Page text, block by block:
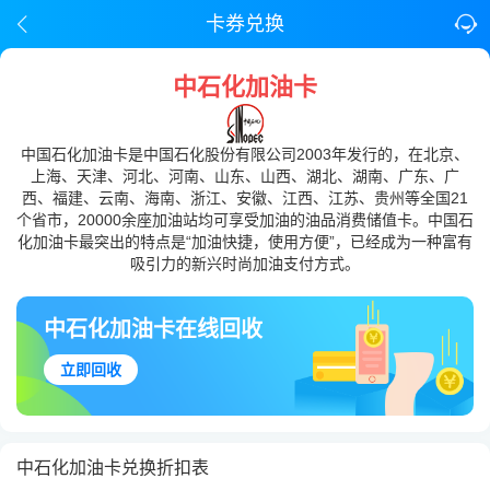
卡券兑换
中石化加油卡
中国石化加油卡是中国石化股份有限公司2003年发行的，在北京、
上海、天津、河北、河南、山东、山西、湖北、湖南、广东、广
西、福建、云南、海南、浙江、安徽、江西、江苏、贵州等全国21
个省市，20000余座加油站均可享受加油的油品消费储值卡。中国石
化加油卡最突出的特点是“加油快捷，使用方便”，已经成为一种富有
吸引力的新兴时尚加油支付方式。
中石化加油卡在线回收
立即回收
中石化加油卡兑换折扣表